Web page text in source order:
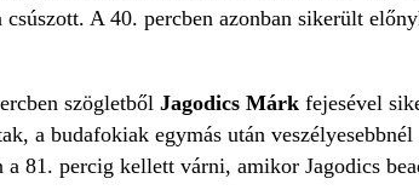
csúszott. A 40. percben azonban sikerült
szögletből Jagodics Márk fejesével
a budafokiak egymás után veszélyesebbnél
81. percig kellett várni, amikor Jagodics